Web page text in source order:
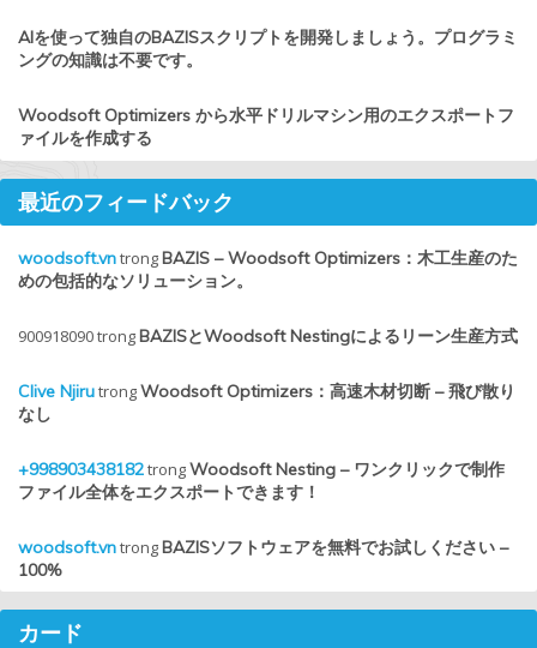
AIを使って独自のBAZISスクリプトを開発しましょう。プログラミ
ングの知識は不要です。
Woodsoft Optimizers から水平ドリルマシン用のエクスポートフ
ァイルを作成する
最近のフィードバック
woodsoft.vntrongBAZIS – Woodsoft Optimizers：木工生産のた
めの包括的なソリューション。
900918090trongBAZISとWoodsoft Nestingによるリーン生産方式
Clive NjirutrongWoodsoft Optimizers：高速木材切断 – 飛び散り
なし
+998903438182trongWoodsoft Nesting – ワンクリックで制作
ファイル全体をエクスポートできます！
woodsoft.vntrongBAZISソフトウェアを無料でお試しください –
100%
カード